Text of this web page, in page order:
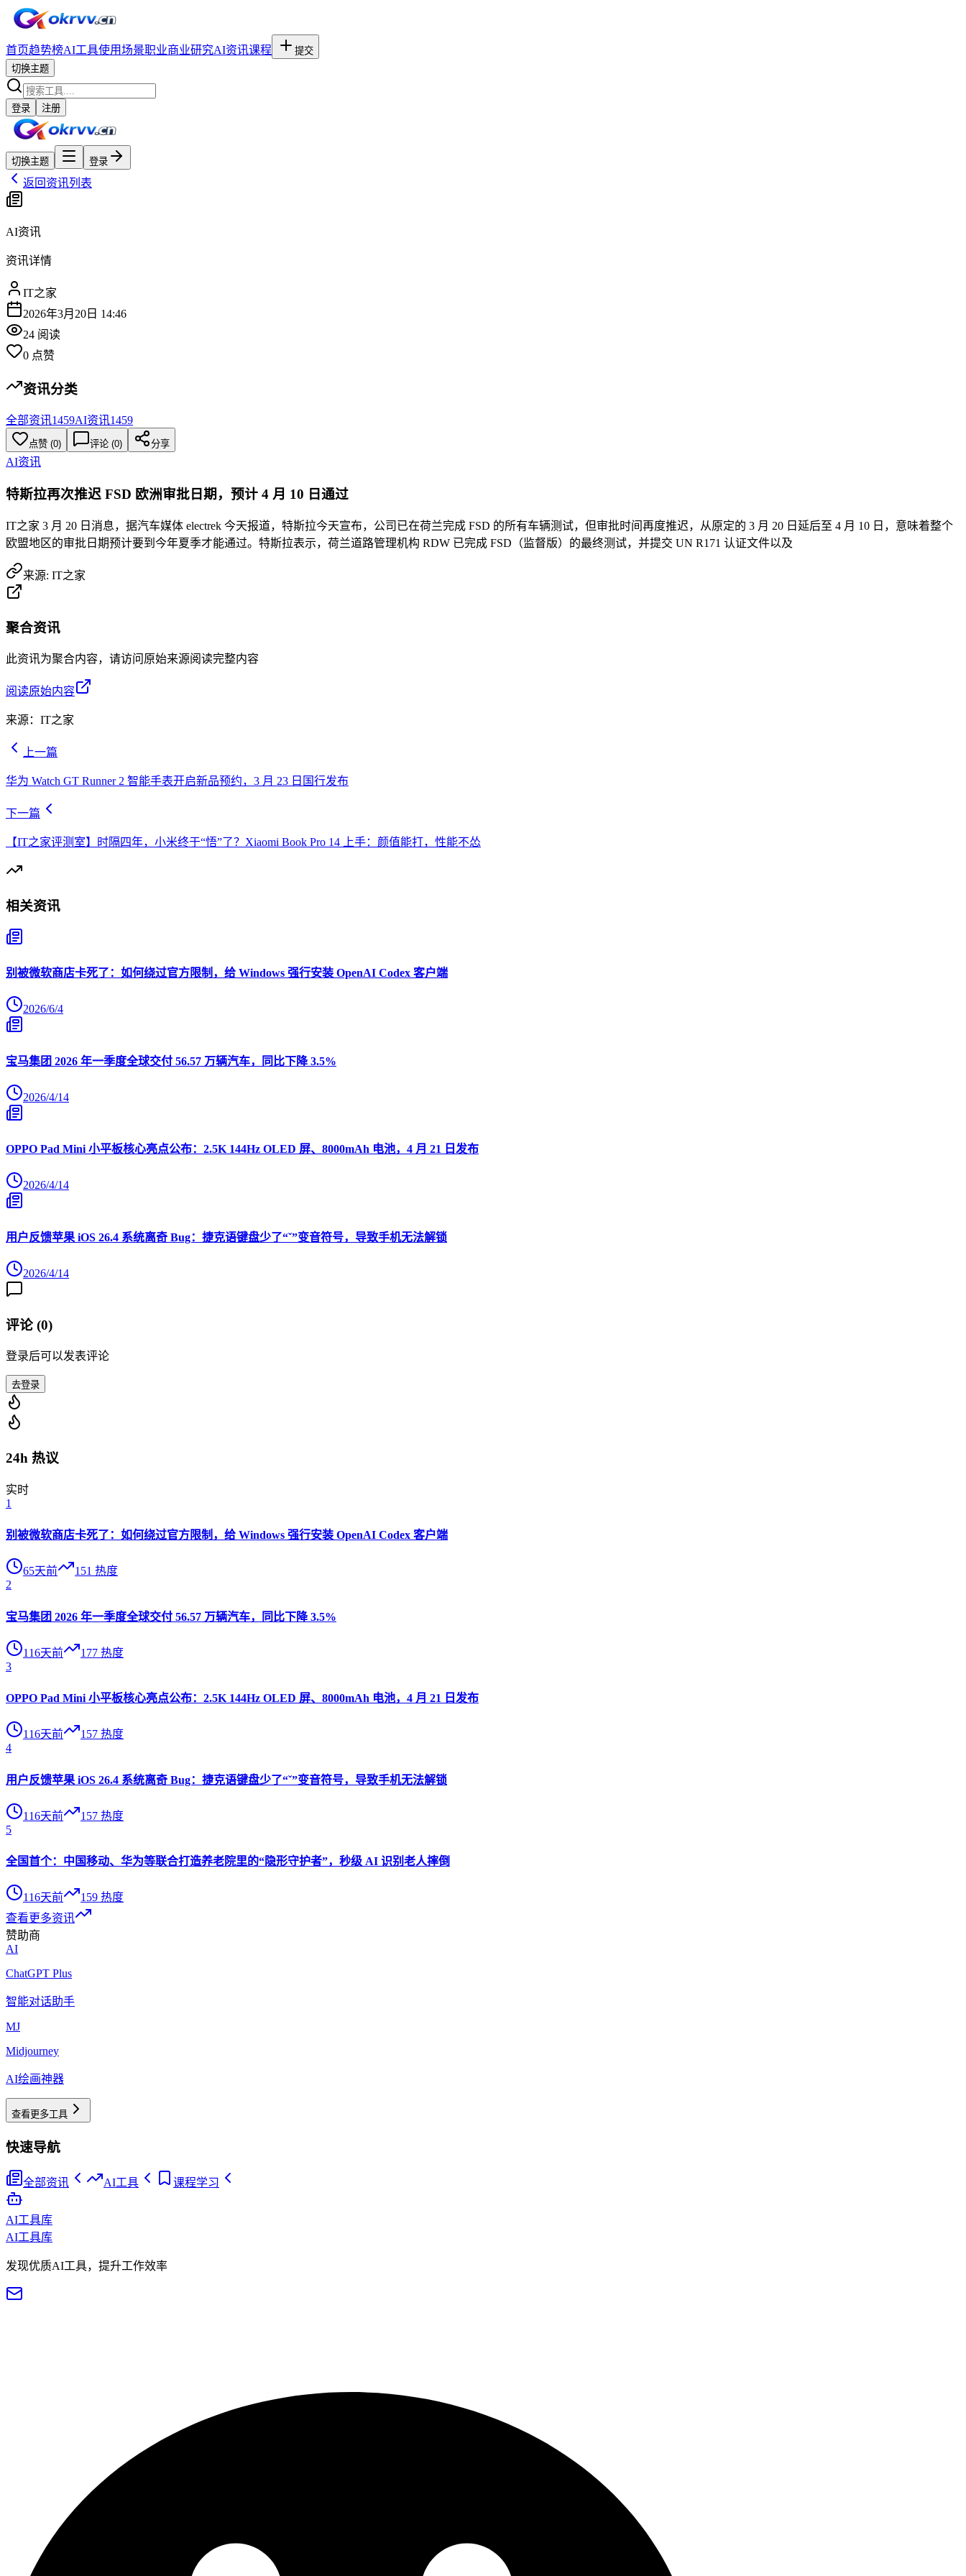
首页趋势榜AI工具使用场景职业商业研究AI资讯课程
提交
切换主题
登录 注册
切换主题 登录
返回资讯列表
AI资讯
资讯详情
IT之家
2026年3月20日 14:46
24 阅读
0 点赞
资讯分类
全部资讯1459AI资讯1459
点赞 (0) 评论 (0) 分享
AI资讯
特斯拉再次推迟 FSD 欧洲审批日期，预计 4 月 10 日通过
IT之家 3 月 20 日消息，据汽车媒体 electrek 今天报道，特斯拉今天宣布，公司已在荷兰完成 FSD 的所有车辆测试，但审批时间再度推迟，从原定的 3 月 20 日延后至 4 月 10 日，意味着整个
欧盟地区的审批日期预计要到今年夏季才能通过。特斯拉表示，荷兰道路管理机构 RDW 已完成 FSD（监督版）的最终测试，并提交 UN R171 认证文件以及
来源: IT之家
聚合资讯
此资讯为聚合内容，请访问原始来源阅读完整内容
阅读原始内容
来源： IT之家
上一篇
华为 Watch GT Runner 2 智能手表开启新品预约，3 月 23 日国行发布
下一篇
【IT之家评测室】时隔四年，小米终于“悟”了？Xiaomi Book Pro 14 上手：颜值能打，性能不怂
相关资讯
别被微软商店卡死了：如何绕过官方限制，给 Windows 强行安装 OpenAI Codex 客户端
2026/6/4
宝马集团 2026 年一季度全球交付 56.57 万辆汽车，同比下降 3.5%
2026/4/14
OPPO Pad Mini 小平板核心亮点公布：2.5K 144Hz OLED 屏、8000mAh 电池，4 月 21 日发布
2026/4/14
用户反馈苹果 iOS 26.4 系统离奇 Bug：捷克语键盘少了“ˇ”变音符号，导致手机无法解锁
2026/4/14
评论 (0)
登录后可以发表评论
去登录
24h 热议
实时
1
别被微软商店卡死了：如何绕过官方限制，给 Windows 强行安装 OpenAI Codex 客户端
65天前 151 热度
2
宝马集团 2026 年一季度全球交付 56.57 万辆汽车，同比下降 3.5%
116天前 177 热度
3
OPPO Pad Mini 小平板核心亮点公布：2.5K 144Hz OLED 屏、8000mAh 电池，4 月 21 日发布
116天前 157 热度
4
用户反馈苹果 iOS 26.4 系统离奇 Bug：捷克语键盘少了“ˇ”变音符号，导致手机无法解锁
116天前 157 热度
5
全国首个：中国移动、华为等联合打造养老院里的“隐形守护者”，秒级 AI 识别老人摔倒
116天前 159 热度
查看更多资讯
赞助商
AI
ChatGPT Plus
智能对话助手
MJ
Midjourney
AI绘画神器
查看更多工具
快速导航
全部资讯 AI工具 课程学习
AI工具库
AI工具库
发现优质AI工具，提升工作效率